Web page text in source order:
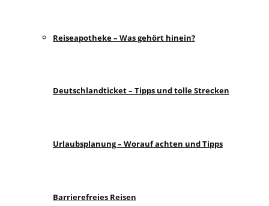
Reiseapotheke – Was gehört hinein?
Deutschlandticket – Tipps und tolle Strecken
Urlaubsplanung – Worauf achten und Tipps
Barrierefreies Reisen